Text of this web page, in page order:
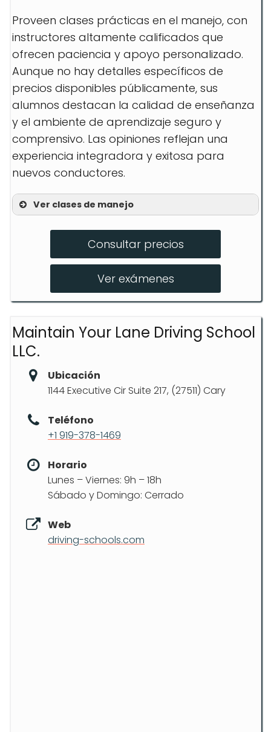
Proveen clases prácticas en el manejo, con
instructores altamente calificados que
ofrecen paciencia y apoyo personalizado.
Aunque no hay detalles específicos de
precios disponibles públicamente, sus
alumnos destacan la calidad de enseñanza
y el ambiente de aprendizaje seguro y
comprensivo. Las opiniones reflejan una
experiencia integradora y exitosa para
nuevos conductores.
Ver clases de manejo
Entrenamiento detrás del volante
Cursos de manejo defensivo
Consultar precios
Ver exámenes
Maintain Your Lane Driving School
LLC.
Ubicación
1144 Executive Cir Suite 217, (27511) Cary
Teléfono
+1 919-378-1469
Horario
Lunes – Viernes: 9h – 18h
Sábado y Domingo: Cerrado
Web
driving-schools.com